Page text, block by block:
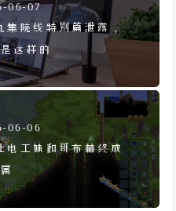
06-07
集院线特别篇泄露，
这样的
06-06
电工妹和哥布林终成